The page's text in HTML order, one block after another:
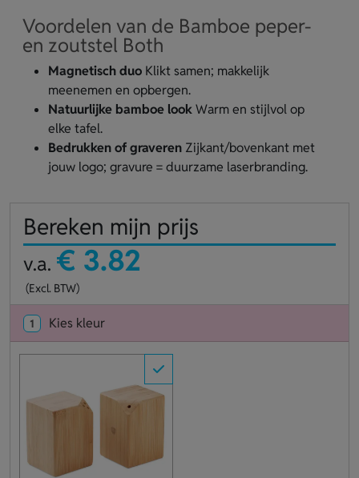
Voordelen van de Bamboe peper-
en zoutstel Both
Magnetisch duo Klikt samen; makkelijk
meenemen en opbergen.
Natuurlijke bamboe lookWarm en stijlvol op
elke tafel.
Bedrukken of graveren Zijkant/bovenkant met
jouw logo; gravure = duurzame laserbranding.
Bereken mijn prijs
v.a. € 3.82
(Excl. BTW)
1 Kies kleur